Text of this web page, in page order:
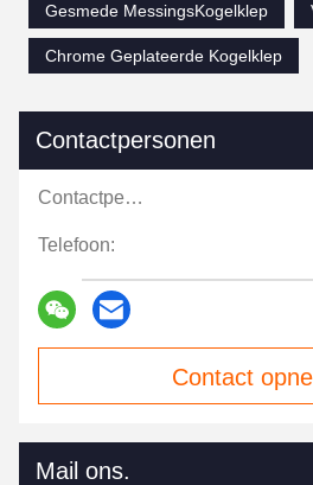
Gesmede MessingsKogelklep
Chrome Geplateerde Kogelklep
Contactpersonen
Contactpersonen:
Telefoon:
Contact
Mail ons.